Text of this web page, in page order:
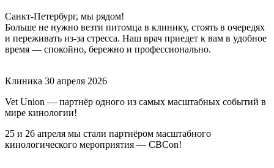
Санкт-Петербург, мы рядом!
Больше не нужно везти питомца в клинику, стоять в очередях
и переживать из-за стресса. Наш врач приедет к вам в удобное
время — спокойно, бережно и профессионально.
Клиника 30 апреля 2026
Vet Union — партнёр одного из самых масштабных событий в
мире кинологии!
25 и 26 апреля мы стали партнёром масштабного
кинологического мероприятия — CBCon!